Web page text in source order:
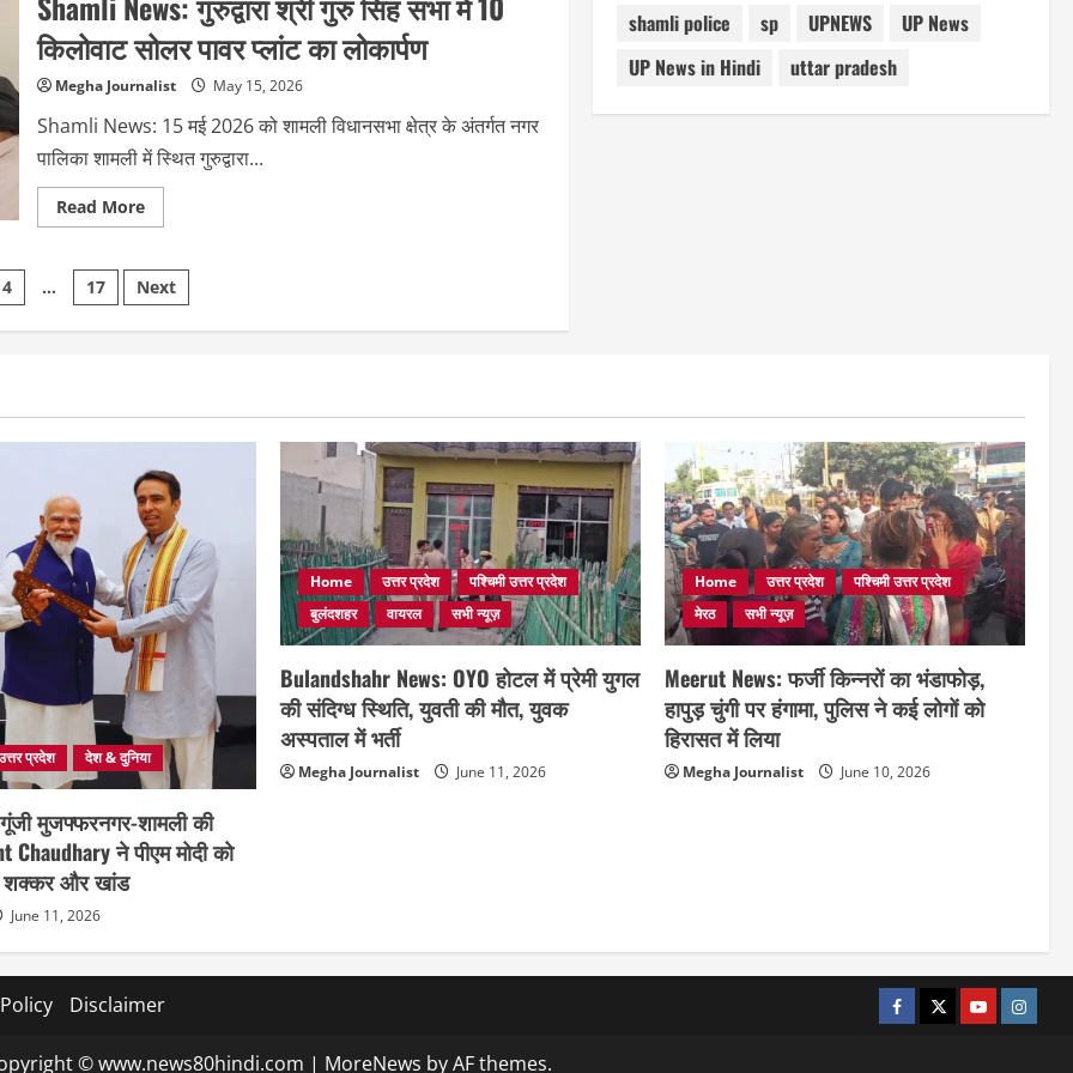
मुद्दे
पर
हिंदू
रक्षा
दल
बड़ा
ऐलान,
रविवार
को
होगा
शर्ट
उतारकर
विरोध
किलोवाट सोलर पावर प्लांट का लोकार्पण
Megha Journalist May 15, 2026
Shamli News: 15 मई 2026 को शामली विधानसभा क्षेत्र के अंतर्गत नगर
पालिका शामली में स्थित गुरुद्वारा...
Read MoreRead
more
News:
गुरुद्वारा
श्री
सोलर
पावर
का
लोकार्पण
4 … 17 Next
shamli police
sp UPNEWS
UP News
UP News in Hindi
uttar pradesh
प्रदेश देश & दुनिया
मुजफ्फरनगर-शामली की
Chaudhary ने पीएम मोदी को
शक्कर और खांड
June 11, 2026
Home उत्तर प्रदेश
पश्चिमी उत्तर प्रदेश
बुलंदशहर
वायरल सभी न्यूज़
Bulandshahr News: OYO होटल में प्रेमी युगल
की संदिग्ध स्थिति, युवती की मौत, युवक
अस्पताल में भर्ती
Megha Journalist June 11, 2026
Home उत्तर प्रदेश
पश्चिमी उत्तर प्रदेश
मेरठ
सभी न्यूज़
Meerut News: फर्जी किन्नरों का भंडाफोड़,
हापुड़ चुंगी पर हंगामा, पुलिस ने कई लोगों को
हिरासत में लिया
Megha Journalist June 10, 2026
Disclaimer facebooktwitterYOUTUBE
© www.news80hindi.com | MoreNews by AF themes.